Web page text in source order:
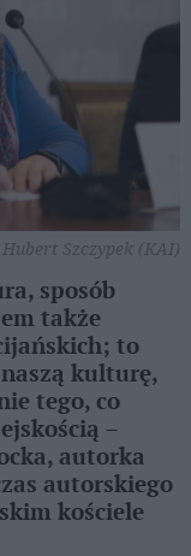
Hubert Szczypek (KAI)
sposób
także
to
kulturę,
tego, co
–
autorka
autorskiego
kościele